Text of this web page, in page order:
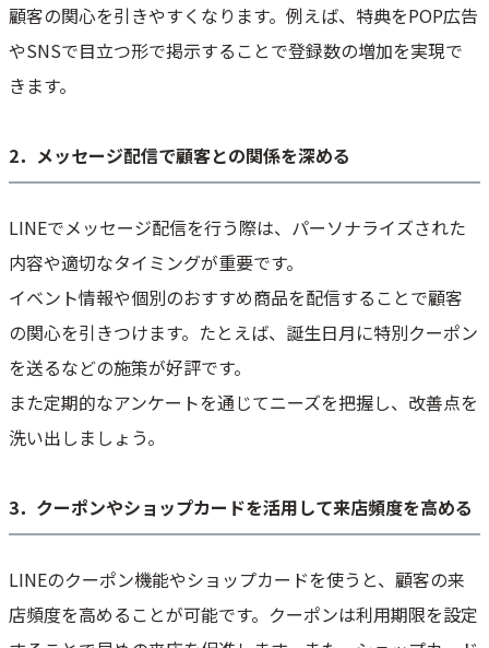
顧客の関心を引きやすくなります。例えば、特典をPOP広告
やSNSで目立つ形で掲示することで登録数の増加を実現で
きます。
2．メッセージ配信で顧客との関係を深める
LINEでメッセージ配信を行う際は、パーソナライズされた
内容や適切なタイミングが重要です。
イベント情報や個別のおすすめ商品を配信することで顧客
の関心を引きつけます。たとえば、誕生日月に特別クーポン
を送るなどの施策が好評です。
また定期的なアンケートを通じてニーズを把握し、改善点を
洗い出しましょう。
3．クーポンやショップカードを活用して来店頻度を高める
LINEのクーポン機能やショップカードを使うと、顧客の来
店頻度を高めることが可能です。クーポンは利用期限を設定